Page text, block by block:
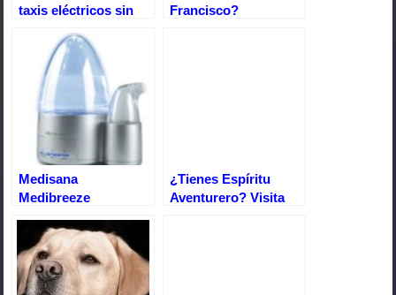
taxis eléctricos sin
fantástico está de
regreso”
Francisco?
Medisana
Medibreeze
Ultrasonidos,
Capacidad De 0.5
Litros
¿Tienes Espíritu
Aventurero? Visita